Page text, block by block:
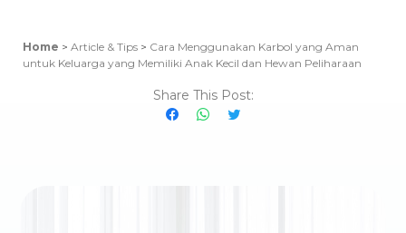
Home > Article & Tips > Cara Menggunakan Karbol yang Aman
untuk Keluarga yang Memiliki Anak Kecil dan Hewan Peliharaan
Share This Post: